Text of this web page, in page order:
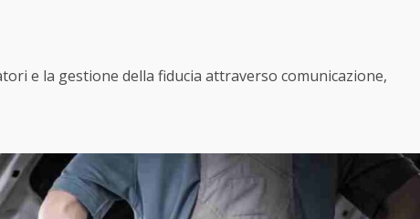
e la gestione della fiducia attraverso comunicazione,